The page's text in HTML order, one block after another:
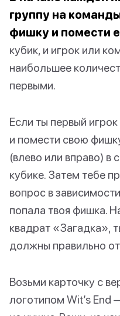
группу на
фишку и помести
кубик, и игрок или
наибольшее
первыми.
Если ты первый
и помести свою
(влево или вправо) в
кубике. Затем тебе
вопрос в
попала твоя фишка.
квадрат «Загадка»,
должны правильно
Возьми карточку с
логотипом Wit’s End